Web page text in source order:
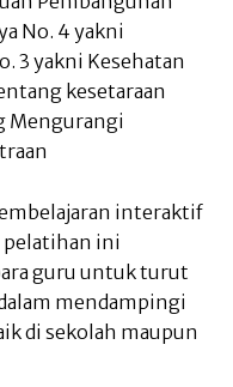
No. 4 yakni
3 yakni Kesehatan
kesetaraan
Mengurangi
interaktif
pelatihan ini
guru untuk turut
mendampingi
di sekolah maupun